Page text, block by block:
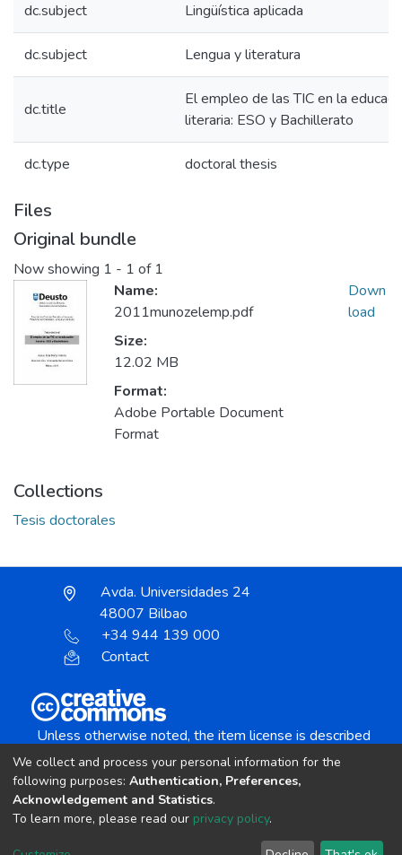
dc.subject Lingüística aplicada
dc.subject Lengua y literatura
dc.title
El empleo de las TIC en la
literaria: ESO y Bachillerato
dc.type doctoral thesis
Files
Original bundle
Now showing 1 - 1 of 1
Name:
2011munozelemp.pdf
Size:
12.02 MB
Format:
Adobe Portable Document
Format
Down
load
Collections
Tesis doctorales
Avda. Universidades 24
48007 Bilbao
+34 944 139 000
Contact
Unless otherwise noted, the item license is described
Creative Commons Attribution-NonCommercial-
copyright © 2002-2026 LYRASIS
We collect and process your personal information for the
following purposes: Authentication, Preferences,
Acknowledgement and Statistics.
To learn more, please read our privacy policy.